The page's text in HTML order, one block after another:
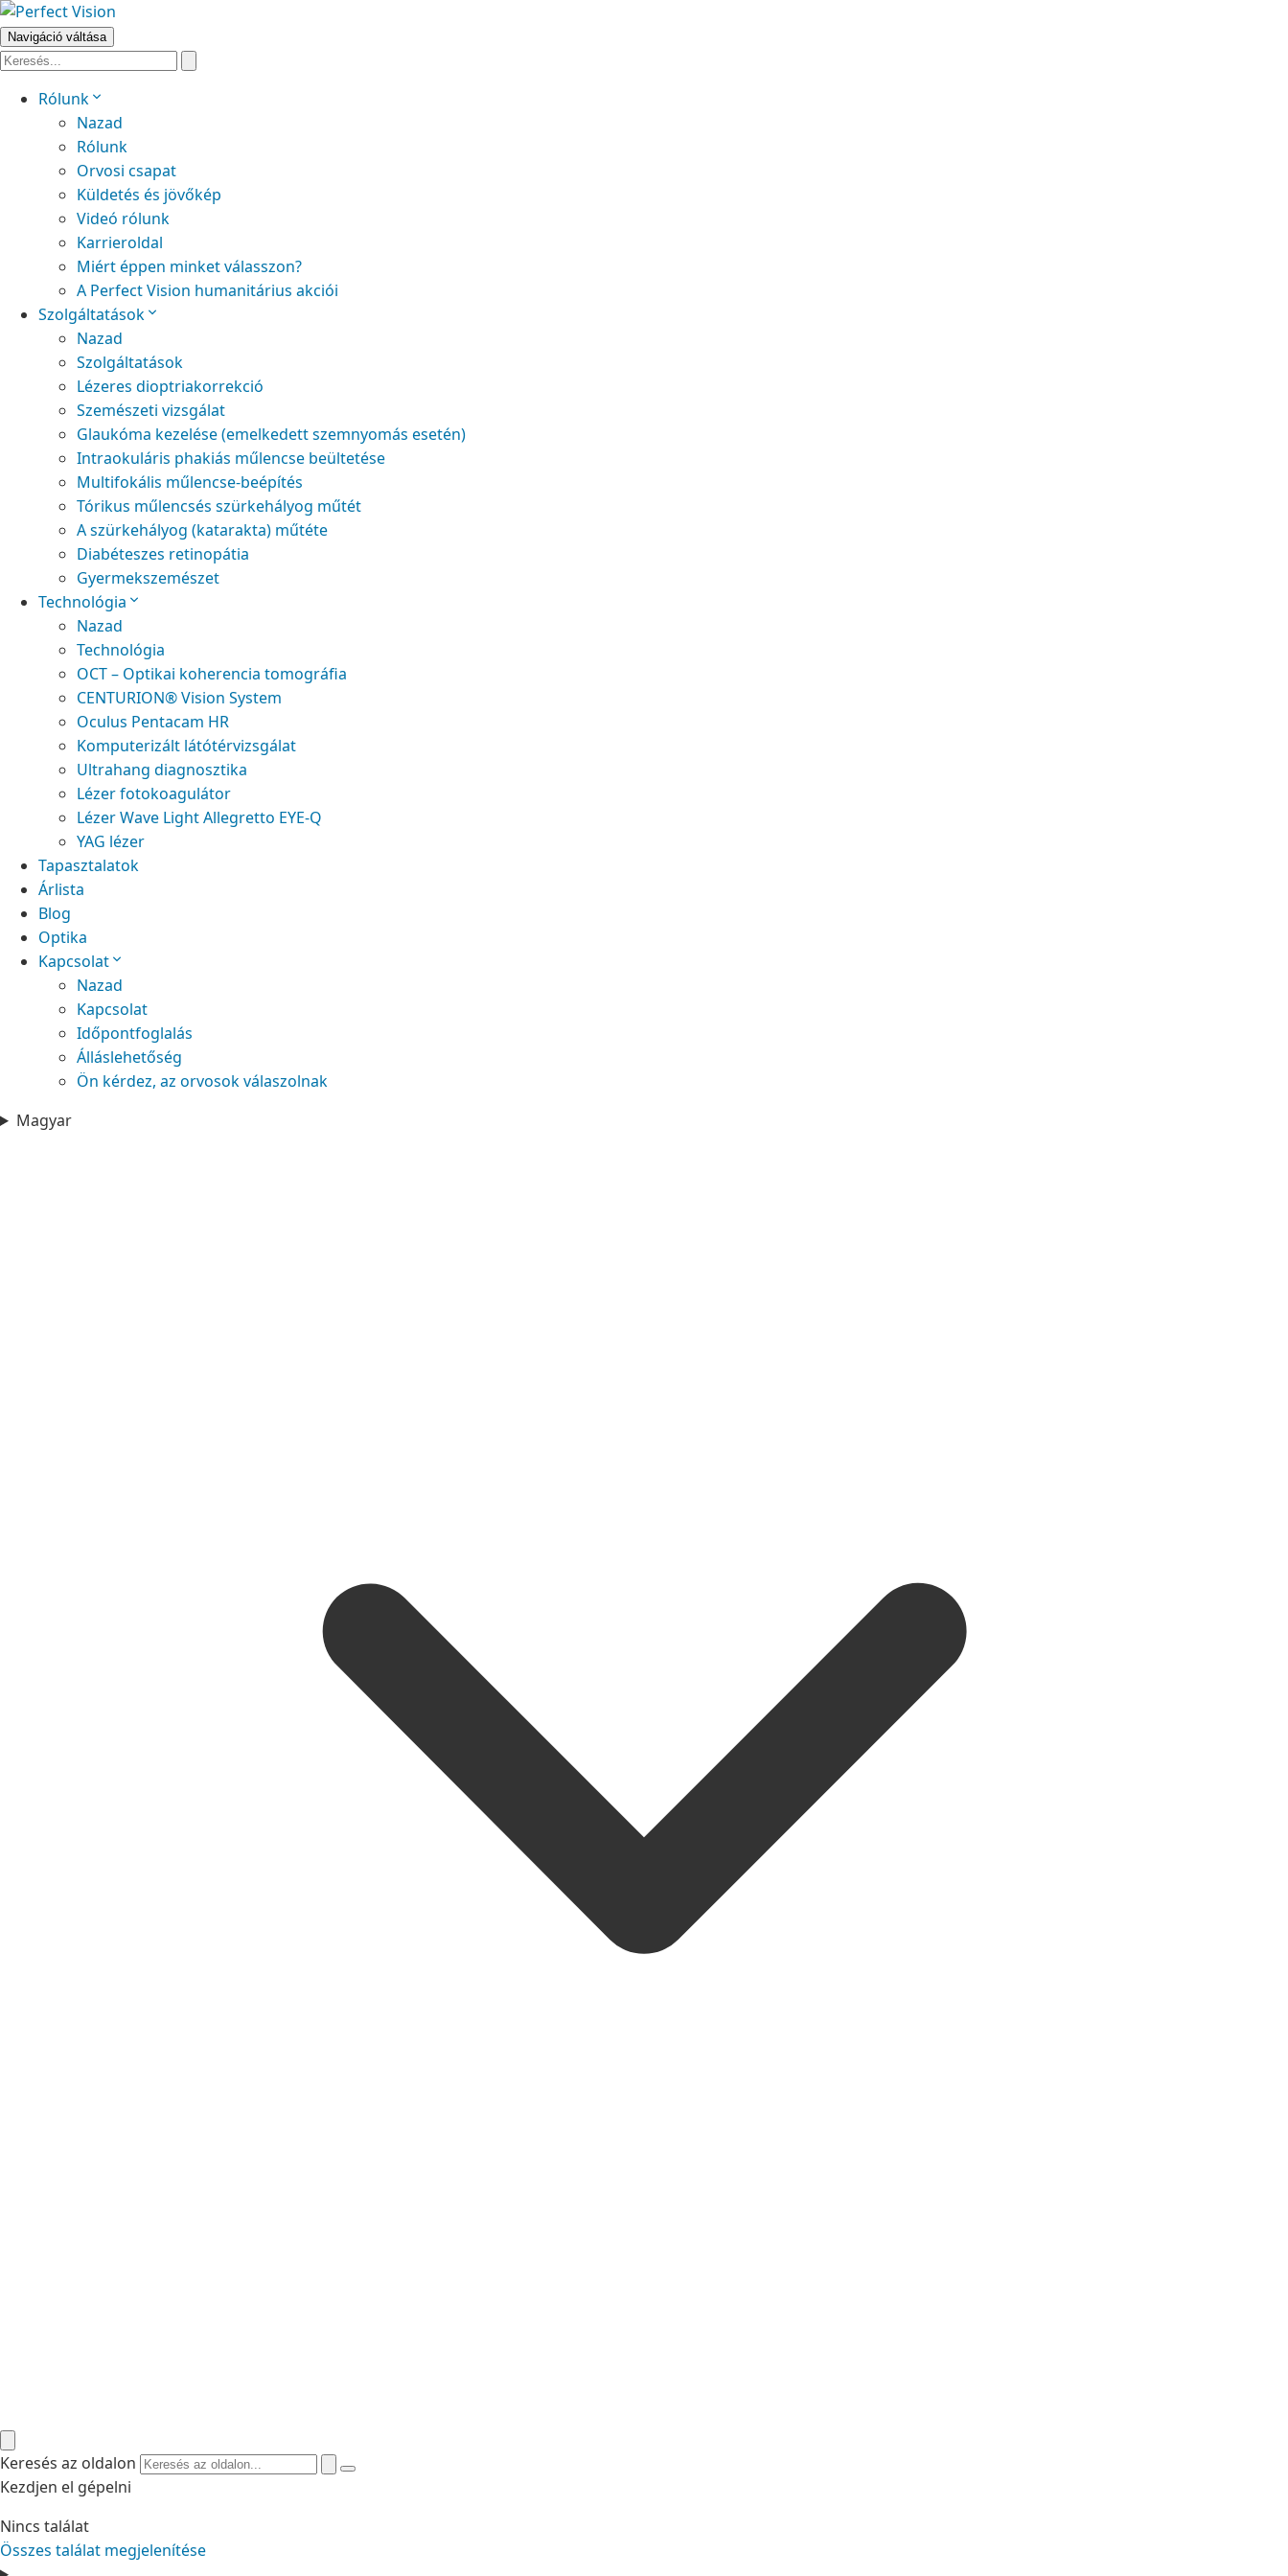
Navigáció váltása
Rólunk
Nazad
Rólunk
Orvosi csapat
Küldetés és jövőkép
Videó rólunk
Karrieroldal
Miért éppen minket válasszon?
A Perfect Vision humanitárius akciói
Szolgáltatások
Nazad
Szolgáltatások
Lézeres dioptriakorrekció
Szemészeti vizsgálat
Glaukóma kezelése (emelkedett szemnyomás esetén)
Intraokuláris phakiás műlencse beültetése
Multifokális műlencse-beépítés
Tórikus műlencsés szürkehályog műtét
A szürkehályog (katarakta) műtéte
Diabéteszes retinopátia
Gyermekszemészet
Technológia
Nazad
Technológia
OCT – Optikai koherencia tomográfia
CENTURION® Vision System
Oculus Pentacam HR
Komputerizált látótérvizsgálat
Ultrahang diagnosztika
Lézer fotokoagulátor
Lézer Wave Light Allegretto EYE-Q
YAG lézer
Tapasztalatok
Árlista
Blog
Optika
Kapcsolat
Nazad
Kapcsolat
Időpontfoglalás
Álláslehetőség
Ön kérdez, az orvosok válaszolnak
Magyar
Keresés az oldalon
Kezdjen el gépelni
Nincs találat
Összes találat megjelenítése